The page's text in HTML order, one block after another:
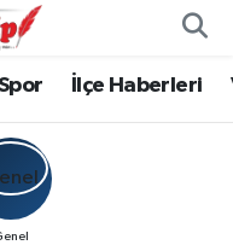
İlçe Haberleri